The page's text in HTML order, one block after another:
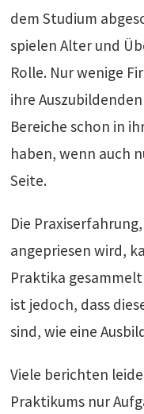
dem Studium
spielen Alter und
Rolle. Nur wenige
ihre
Bereiche schon in
haben, wenn auch
Seite.
Die
angepriesen wird,
Praktika
ist jedoch, dass
sind, wie eine
Viele berichten
Praktikums nur